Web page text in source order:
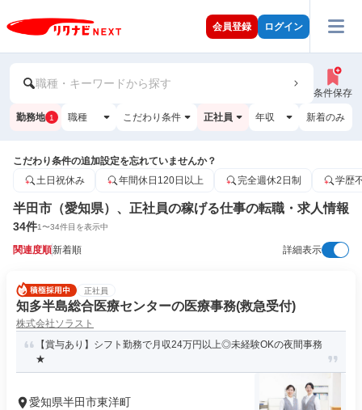
会員登録 ログイン
職種・キーワードから探す
条件保存
勤務地 1 職種 こだわり条件 正社員 年収 新着のみ
こだわり条件の追加設定を忘れていませんか？
土日祝休み
年間休日120日以上 完全週休2日制 学歴
半田市（愛知県）、正社員の稼げる仕事の転職・求人情報
34件1〜34件目を表示中
関連度順新着順 詳細表示
正社員
知多半島総合医療センターの医療事務(救急受付)
株式会社ソラスト
【賞与あり】シフト勤務で月収24万円以上◎未経験OKの夜間事務
★
愛知県半田市東洋町